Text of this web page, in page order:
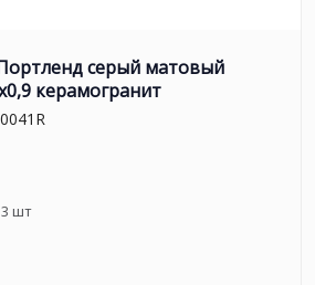
серый матовый
керамогранит
3 шт